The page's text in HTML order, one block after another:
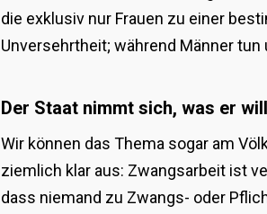
die exklusiv nur Frauen zu einer
Unversehrtheit; während Männer
Der Staat nimmt sich, was er
Wir können das Thema sogar am
ziemlich klar aus: Zwangsarbeit ist
dass niemand zu Zwangs- oder